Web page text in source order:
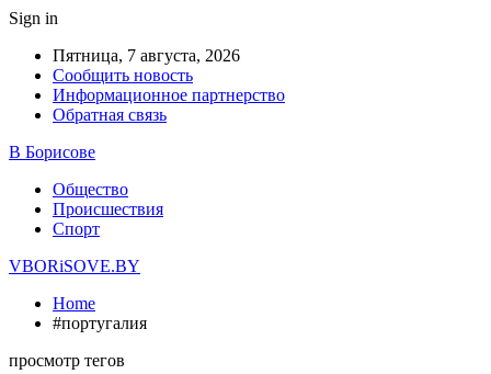
Sign in
Пятница, 7 августа, 2026
Сообщить новость
Информационное партнерство
Обратная связь
В Борисове
Общество
Происшествия
Спорт
VBORiSOVE.BY
Home
#португалия
просмотр тегов